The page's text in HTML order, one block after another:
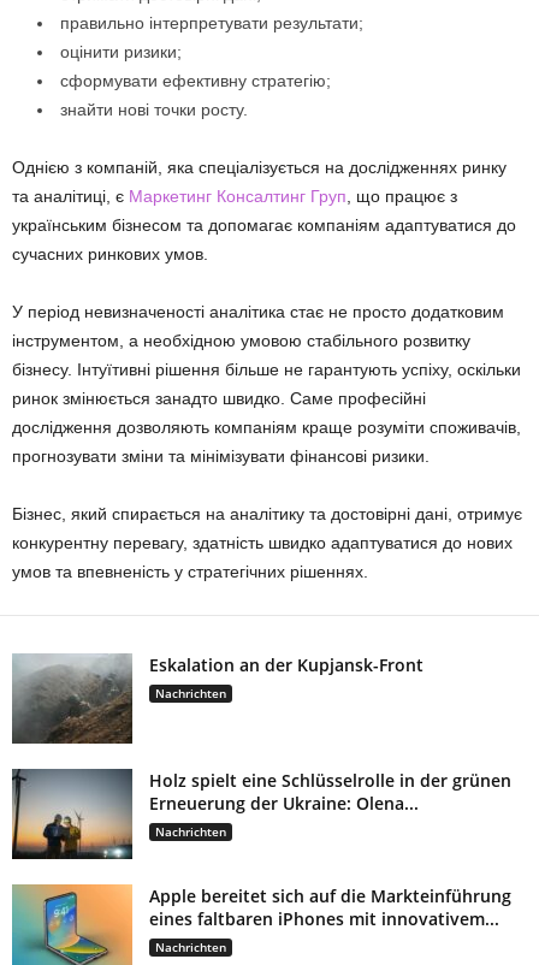
правильно інтерпретувати результати;
оцінити ризики;
сформувати ефективну стратегію;
знайти нові точки росту.
Однією з компаній, яка спеціалізується на дослідженнях ринку
та аналітиці, є Маркетинг Консалтинг Груп , що працює з
українським бізнесом та допомагає компаніям адаптуватися до
сучасних ринкових умов.
У період невизначеності аналітика стає не просто додатковим
інструментом, а необхідною умовою стабільного розвитку
бізнесу. Інтуїтивні рішення більше не гарантують успіху, оскільки
ринок змінюється занадто швидко. Саме професійні
дослідження дозволяють компаніям краще розуміти споживачів,
прогнозувати зміни та мінімізувати фінансові ризики.
Бізнес, який спирається на аналітику та достовірні дані, отримує
конкурентну перевагу, здатність швидко адаптуватися до нових
умов та впевненість у стратегічних рішеннях.
Eskalation an der Kupjansk-Front
Nachrichten
Holz spielt eine Schlüsselrolle in der grünen
Erneuerung der Ukraine: Olena...
Nachrichten
Apple bereitet sich auf die Markteinführung
eines faltbaren iPhones mit innovativem...
Nachrichten